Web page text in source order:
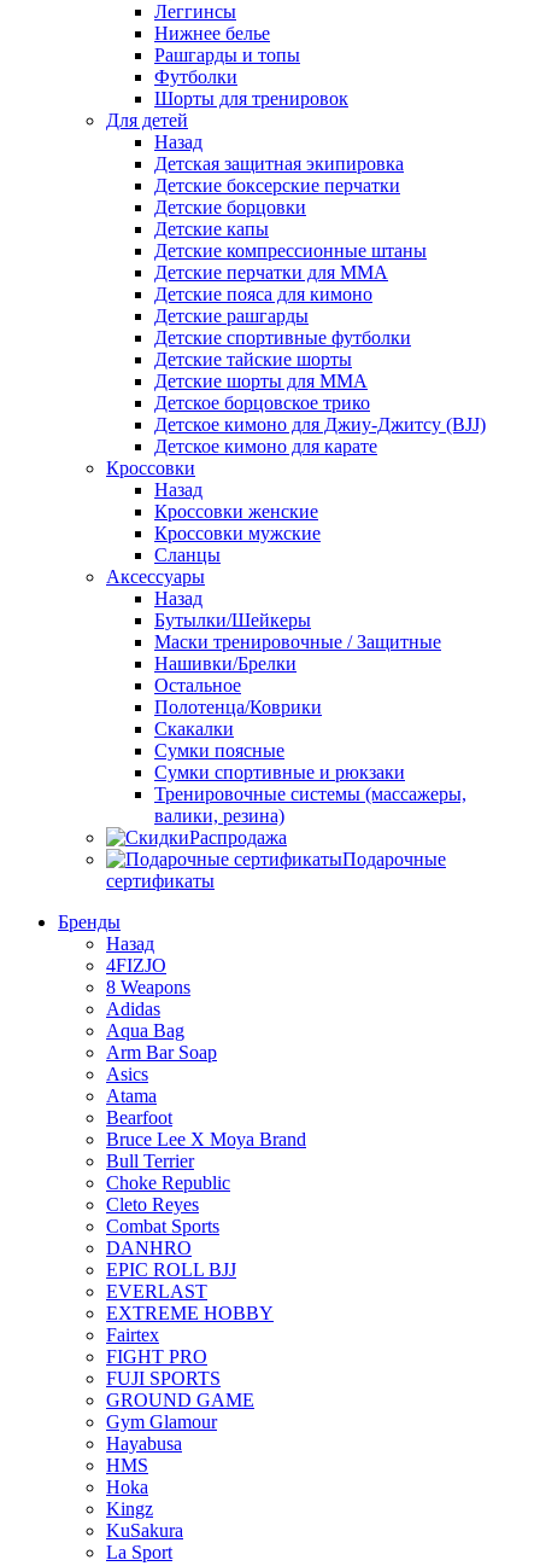
Леггинсы
Нижнее белье
Рашгарды и топы
Футболки
Шорты для тренировок
Для детей
Назад
Детская защитная экипировка
Детские боксерские перчатки
Детские борцовки
Детские капы
Детские компрессионные штаны
Детские перчатки для ММА
Детские пояса для кимоно
Детские рашгарды
Детские спортивные футболки
Детские тайские шорты
Детские шорты для ММА
Детское борцовское трико
Детское кимоно для Джиу-Джитсу (BJJ)
Детское кимоно для карате
Кроссовки
Назад
Кроссовки женские
Кроссовки мужские
Сланцы
Аксессуары
Назад
Бутылки/Шейкеры
Маски тренировочные / Защитные
Нашивки/Брелки
Остальное
Полотенца/Коврики
Скакалки
Сумки поясные
Сумки спортивные и рюкзаки
Тренировочные системы (массажеры,
валики, резина)
Распродажа
Подарочные
сертификаты
Бренды
Назад
4FIZJO
8 Weapons
Adidas
Aqua Bag
Arm Bar Soap
Asics
Atama
Bearfoot
Bruce Lee X Moya Brand
Bull Terrier
Choke Republic
Cleto Reyes
Combat Sports
DANHRO
EPIC ROLL BJJ
EVERLAST
EXTREME HOBBY
Fairtex
FIGHT PRO
FUJI SPORTS
GROUND GAME
Gym Glamour
Hayabusa
HMS
Hoka
Kingz
KuSakura
La Sport